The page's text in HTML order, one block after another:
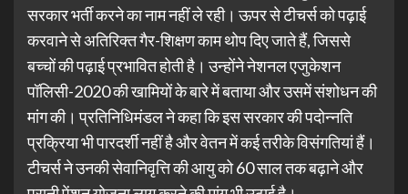
सरकार भर्ती करने का नाम नहीं ले रही। ऊपर से टीचर्स को पढ़ाई
करवाने से अतिरिक्त गैर-शिक्षण काम थोप दिए जाते हैं, जिससे
बच्चों की पढ़ाई प्रभावित होती है। उन्होंने नेशनल एजुकेशन
पॉलिसी-2020 की खामियों के बारे में बताया और उसमें संशोधन की
मांग की। प्रतिनिधिमंडल ने कहा कि इस सरकार की पदोन्नति
प्रक्रिया भी पारदर्शी नहीं है और वेतन में कई तरीके विसंगतियां हैं।
टीचर्स ने उनकी सेवानिवृत्ति की आयु को 60 साल तक बढ़ाने और